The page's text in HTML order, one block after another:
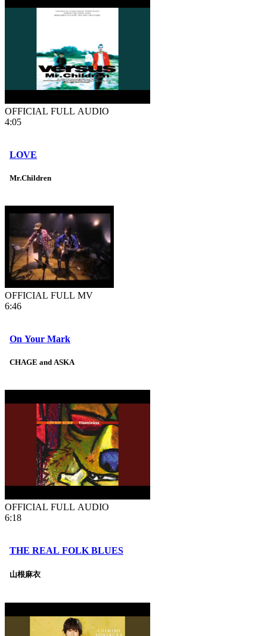
OFFICIAL FULL AUDIO
4:05
LOVE
Mr.Children
OFFICIAL FULL MV
6:46
On Your Mark
CHAGE and ASKA
OFFICIAL FULL AUDIO
6:18
THE REAL FOLK BLUES
山根麻衣